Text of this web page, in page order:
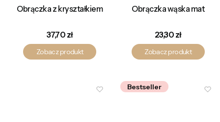
Obrączka z kryształkiem
Cena
37,70 zł
Zobacz produkt
Obrączka wąska mat
Cena
23,30 zł
Zobacz produkt
Bestseller